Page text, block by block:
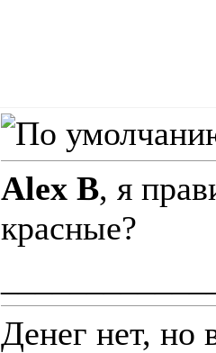
Alex B, я
красные?
Денег нет, но